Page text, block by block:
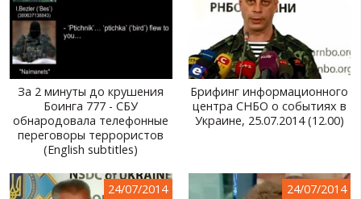
За 2 минуты до крушения
Боинга 777 - СБУ
обнародовала телефонные
переговоры террористов
(English subtitles)
Брифинг информационного
центра СНБО о событиях в
Украине, 25.07.2014 (12.00)
24/07/2014 24/07/2014